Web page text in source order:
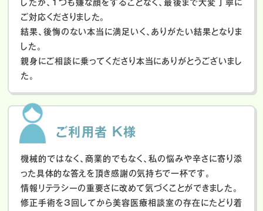
したが、１つも嫌な顔をすることなく、最後まで大変丁寧に
ご対応くださりました。
結果、後悔のない本当に満足いく、ありがたい結果となりま
した。
親身にご相談に乗ってくださり本当にありがとうございまし
た。
ご利用者 K様
機械的ではなく、商業的でもなく、私の悩みや辛さに寄り添
った具体的な答えを頂き感謝の気持ちで一杯です。
情報リテラシーの重要さに改めて気づくことができました。
修正手術を3回してから美容医療相談室の存在にたどり着